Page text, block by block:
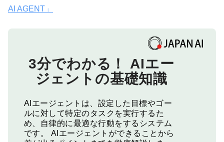
AI AGENT」
3分でわかる！
AIエー
ジェントの基礎知識
AIエージェントは、設定した目標やゴー
ルに対して特定のタスクを実行するた
め、自律的に最適な行動をするシステム
です。
AIエージェントができることから